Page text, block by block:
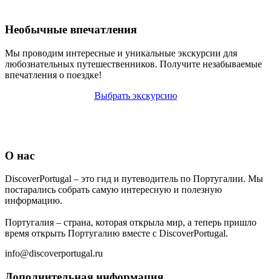
Необычные впечатления
Мы проводим интересные и уникальные экскурсии для
любознательных путешественников. Получите незабываемые
впечатления о поездке!
Выбрать экскурсию
О нас
DiscoverPortugal – это гид и путеводитель по Португалии. Мы
постарались собрать самую интересную и полезную
информацию.
Португалия – страна, которая открыла мир, а теперь пришло
время открыть Португалию вместе с DiscoverPortugal.
info@discoverportugal.ru